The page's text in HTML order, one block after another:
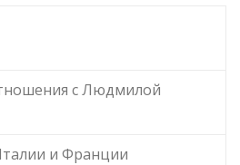
с Людмилой
и Франции